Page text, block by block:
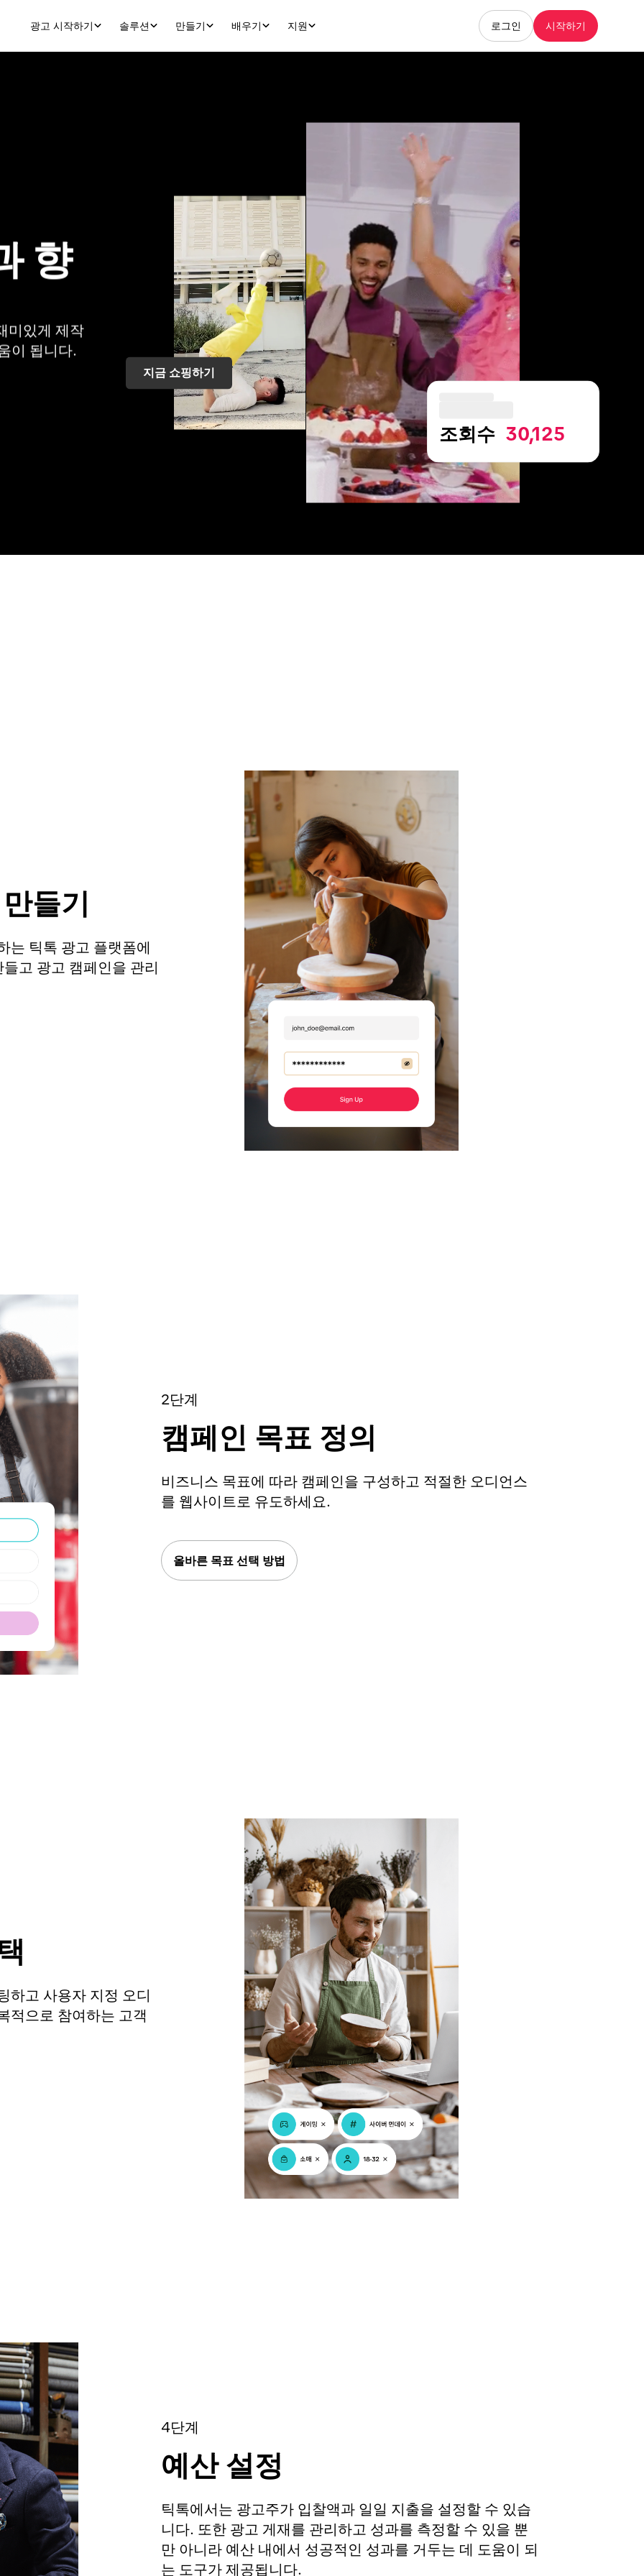
광고 시작하기 솔루션 만들기 배우기 지원 로그인 시작하기
향
미있게 제작
이 됩니다.
지금 쇼핑하기
조회수 30,125
들기
는 틱톡 광고 플랫폼에
고 광고 캠페인을 관리
2단계
캠페인 목표 정의
비즈니스 목표에 따라 캠페인을 구성하고 적절한 오디언스
를 웹사이트로 유도하세요.
올바른 목표 선택 방법
하고 사용자 지정 오디
적으로 참여하는 고객
4단계
예산 설정
틱톡에서는 광고주가 입찰액과 일일 지출을 설정할 수 있습
니다. 또한 광고 게재를 관리하고 성과를 측정할 수 있을 뿐
만 아니라 예산 내에서 성공적인 성과를 거두는 데 도움이 되
는 도구가 제공됩니다.